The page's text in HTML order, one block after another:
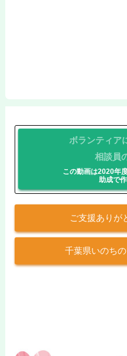
ボランティア
相談員
この動画は2020年
助成で
ご支援ありが
千葉県いのち